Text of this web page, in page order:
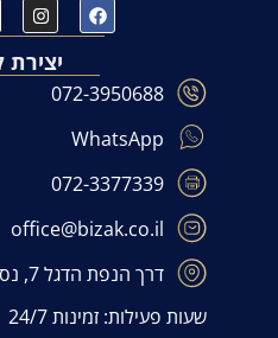
072-3950688
WhatsApp
072-3377339
office@bizak.co.il
דרך הנפת הדגל 7, נס ציונה
שעות פעילות: זמינות 24/7